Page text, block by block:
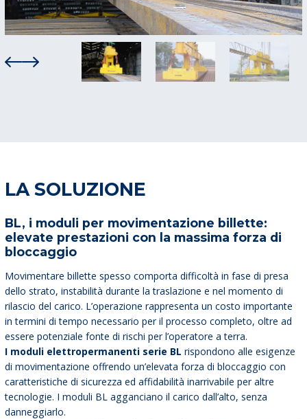
LA SOLUZIONE
BL, i moduli per movimentazione billette:
elevate prestazioni con la massima forza di
bloccaggio
Movimentare billette spesso comporta difficoltà in fase di presa
dello strato, instabilità durante la traslazione e nel momento di
rilascio del carico. L’operazione rappresenta un costo importante
in termini di tempo necessario per il processo completo, oltre ad
essere potenziale fonte di rischi per l’operatore a terra.
I moduli elettropermanenti serie BL rispondono alle esigenze
di movimentazione offrendo un’elevata forza di bloccaggio con
caratteristiche di sicurezza ed affidabilità inarrivabile per altre
tecnologie. I moduli BL agganciano il carico dall’alto, senza
danneggiarlo.